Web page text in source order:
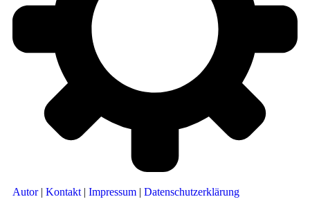
Autor| Kontakt | Impressum | Datenschutzerklärung